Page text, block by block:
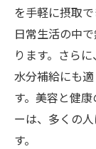
を手軽に摂取
日常生活の中
ります。さら
水分補給にも
す。美容と健
ーは、多くの
す。